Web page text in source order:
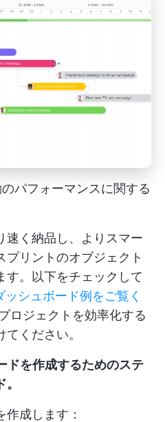
パフォーマンスに関する
速く納品し、よりスマー
プリントのオブジェクト
す。以下をチェックして
シュボード例をご覧く
ロジェクトを効率化する
ください。
ドを作成するためのステ
成します：